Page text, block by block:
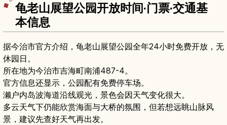
龟老山展望公园开放时间·门票·交通基
本信息
据今治市官方介绍，龟老山展望公园全年24小时免费开放，无
休园日。
所在地为今治市吉海町南浦487-4。
官方信息还显示，公园配有免费停车场。
濑户内岛波海道沿线观光，景色会因天气变化很大。
多云天气下仍能欣赏海面与大桥的氛围，但若想远眺山脉风
景，建议先查好天气再出发。